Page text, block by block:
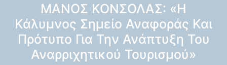
ΜΑΝΟΣ ΚΟΝΣΟΛΑΣ: «Η
Κάλυμνος Σημείο Αναφοράς Και
Πρότυπο Για Την Ανάπτυξη Του
Αναρριχητικού Τουρισμού»